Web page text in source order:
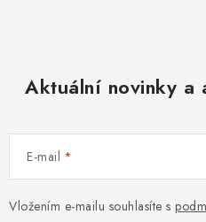
Aktuální novinky a
E-mail
Vložením e-mailu souhlasíte s